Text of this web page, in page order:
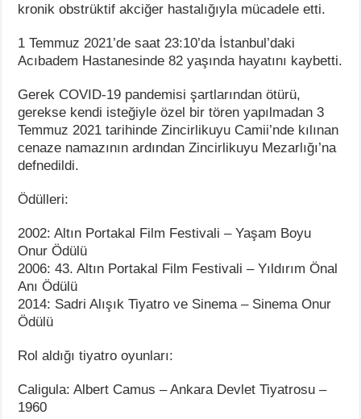
kronik obstrüktif akciğer hastalığıyla mücadele etti.
1 Temmuz 2021’de saat 23:10’da İstanbul’daki
Acıbadem Hastanesinde 82 yaşında hayatını kaybetti.
Gerek COVID-19 pandemisi şartlarından ötürü,
gerekse kendi isteğiyle özel bir tören yapılmadan 3
Temmuz 2021 tarihinde Zincirlikuyu Camii’nde kılınan
cenaze namazının ardından Zincirlikuyu Mezarlığı’na
defnedildi.
Ödülleri:
2002: Altın Portakal Film Festivali – Yaşam Boyu
Onur Ödülü
2006: 43. Altın Portakal Film Festivali – Yıldırım Önal
Anı Ödülü
2014: Sadri Alışık Tiyatro ve Sinema – Sinema Onur
Ödülü
Rol aldığı tiyatro oyunları:
Caligula: Albert Camus – Ankara Devlet Tiyatrosu –
1960